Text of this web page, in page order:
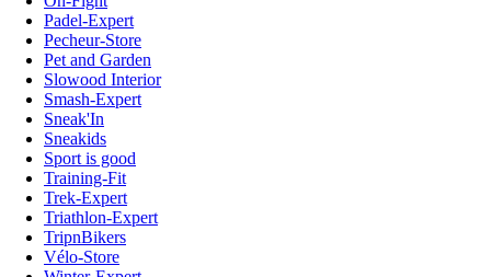
Padel-Expert
Pecheur-Store
Pet and Garden
Slowood Interior
Smash-Expert
Sneak'In
Sneakids
Sport is good
Training-Fit
Trek-Expert
Triathlon-Expert
TripnBikers
Vélo-Store